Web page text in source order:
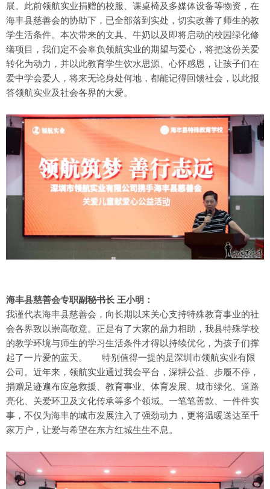
展。此前领航实业捐赠的校服、课桌椅及多媒体设备等物资，在
海丰县慈善会的协助下，已全部落到实处，切实改善了师生的教
学生活条件。本次带来的文具、牛奶以及即将启动的校园绿化修
缮项目，我们定不会辜负领航实业的期望与爱心，将把这份关爱
转化为动力，并以此教育学生饮水思源、心怀感恩，让孩子们在
爱中学会爱人，将来无论身处何地，都能记得回馈社会，以此报
答领航实业及社会各界的大爱。
海丰县慈善会专职副秘书长 王小明：
我谨代表海丰县慈善会，向长期以来关心支持特殊教育事业的社
会各界致以崇高敬意。正是有了大家的鼎力相助，我县特殊学校
的教学环境与师生的学习生活条件才得以持续优化，为孩子们撑
起了一片爱的蓝天。 特别值得一提的是深圳市领航实业有限
公司。近年来，领航实业通过我会平台，深耕公益、步履不停，
捐赠足迹遍布应急救援、教育事业、体育发展、城市绿化、道路
亮化、关爱环卫及文化传承等多个领域。一笔笔善款、一件件实
事，不仅为海丰的城市发展注入了强劲动力，更将温暖送达至千
家万户，让爱与希望在东方红城生生不息。